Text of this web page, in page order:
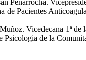
de Pacientes
Vicedecana 1ª de
Psicologia de la